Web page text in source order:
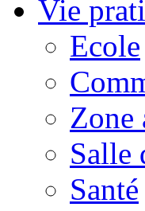
Vie
Ecole
Zone
Salle
Santé